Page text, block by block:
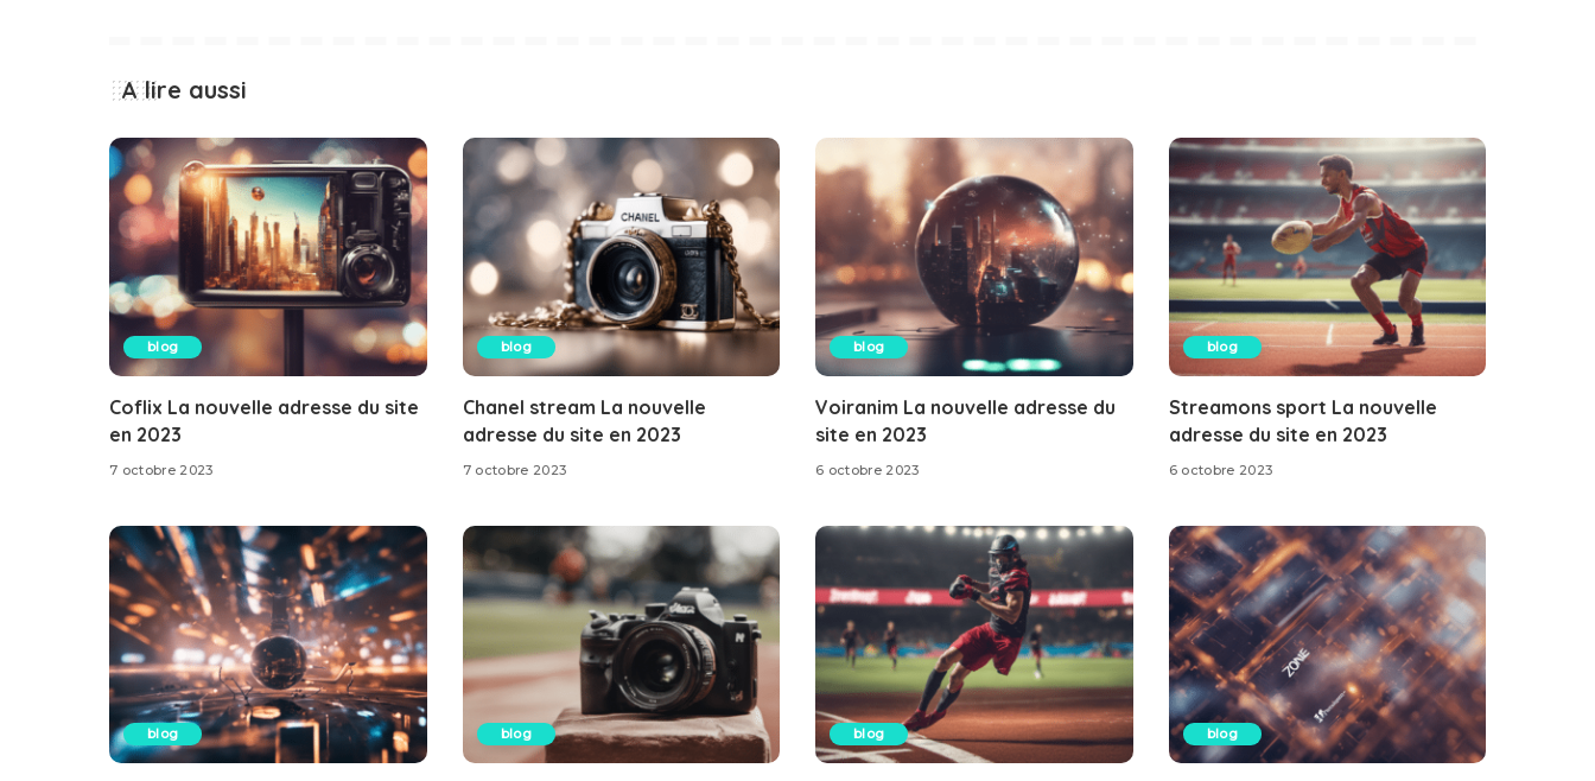
A lire aussi
blog
Coflix La nouvelle adresse du site
en 2023
7 octobre 2023
blog
Chanel stream La nouvelle
adresse du site en 2023
7 octobre 2023
blog
Voiranim La nouvelle adresse du
site en 2023
6 octobre 2023
blog
Streamons sport La nouvelle
adresse du site en 2023
6 octobre 2023
blog blog blog blog